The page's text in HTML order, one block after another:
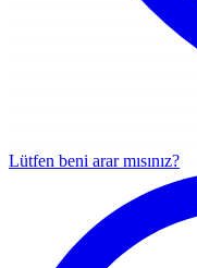
Lütfen beni arar mısınız?